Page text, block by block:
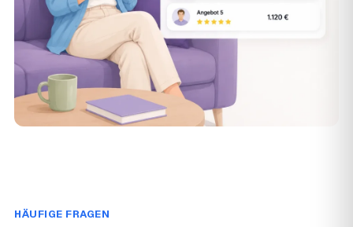
HÄUFIGE FRAGEN